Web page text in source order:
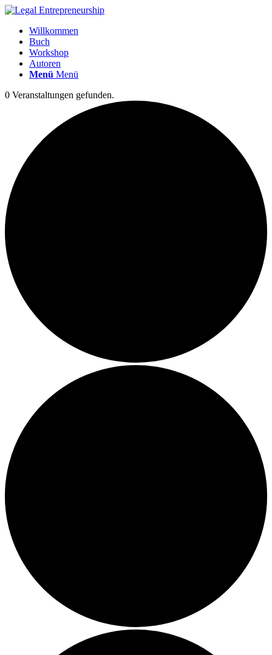
Willkommen
Buch
Workshop
Autoren
Menü Menü
0 Veranstaltungen gefunden.